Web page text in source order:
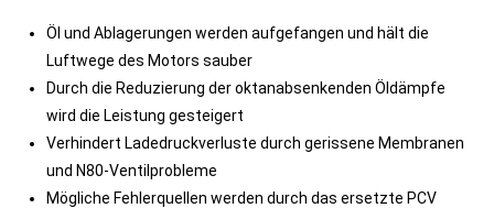
Öl und Ablagerungen werden aufgefangen und hält die
Luftwege des Motors sauber
Durch die Reduzierung der oktanabsenkenden Öldämpfe
wird die Leistung gesteigert
Verhindert Ladedruckverluste durch gerissene Membranen
und N80-Ventilprobleme
Mögliche Fehlerquellen werden durch das ersetzte PCV